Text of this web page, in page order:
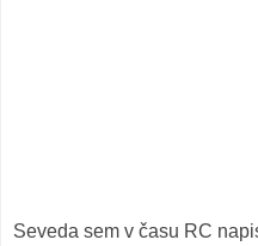
Seveda sem v času RC